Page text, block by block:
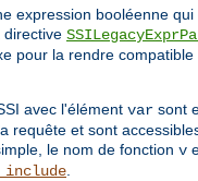
expression booléenne qui
directive
pour la rendre compatible
avec l'élément var sont
requête et sont
le nom de fonction v